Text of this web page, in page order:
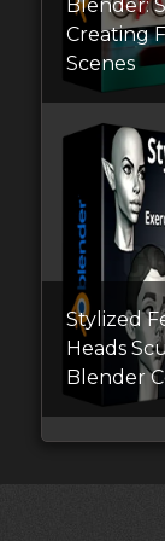
Blender:
Creating
Scenes
Stylized
Heads
Blender